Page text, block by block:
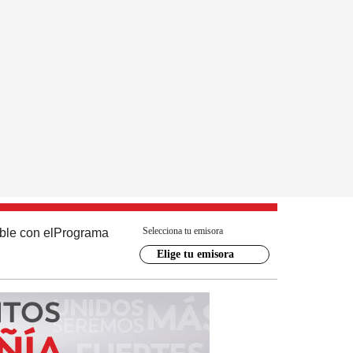
con el Programa Selecciona tu emisora
Elige tu emisora